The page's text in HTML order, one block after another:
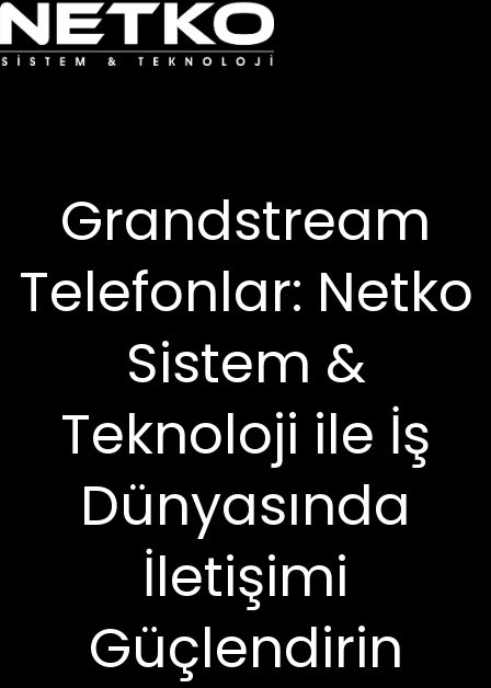
Grandstream
Telefonlar: Netko
Sistem &
Teknoloji ile İş
Dünyasında
İletişimi
Güçlendirin